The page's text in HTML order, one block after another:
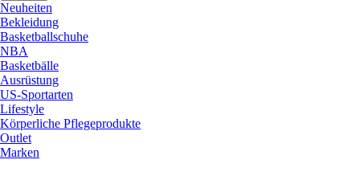
Neuheiten
Bekleidung
Basketballschuhe
NBA
Basketbälle
Ausrüstung
US-Sportarten
Lifestyle
Körperliche Pflegeprodukte
Outlet
Marken